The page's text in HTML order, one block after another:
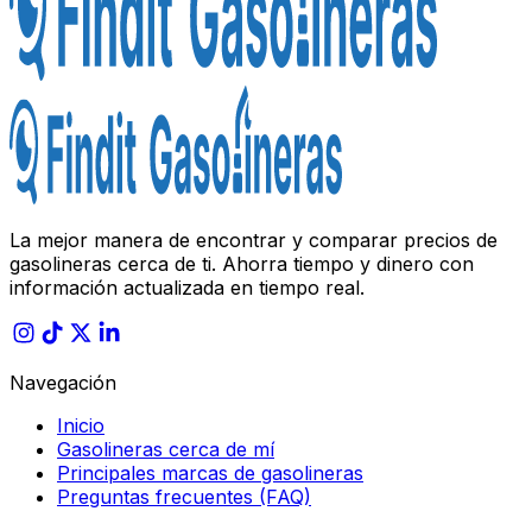
La mejor manera de encontrar y comparar precios de
gasolineras cerca de ti. Ahorra tiempo y dinero con
información actualizada en tiempo real.
Navegación
Inicio
Gasolineras cerca de mí
Principales marcas de gasolineras
Preguntas frecuentes (FAQ)